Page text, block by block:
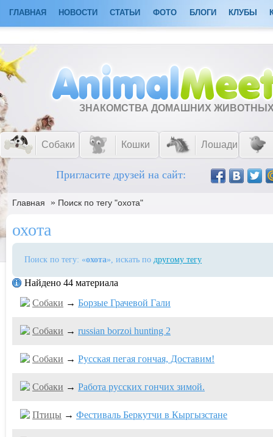
ГЛАВНАЯ НОВОСТИ СТАТЬИ ФОТО БЛОГИ КЛУБЫ
ЗНАКОМСТВА ДОМАШНИХ
Собаки Кошки Лошади
Пригласите друзей на сайт:
Главная » Поиск по тегу "охота"
охота
Поиск по тегу: «охота», искать по другому тегу
Найдено 44 материала
Собаки → Борзые Грачевой Гали
Собаки → russian borzoi hunting 2
Собаки → Русская пегая гончая, Доставим!
Собаки → Работа русских гончих зимой.
Птицы → Фестиваль Беркутчи в Кыргызстане